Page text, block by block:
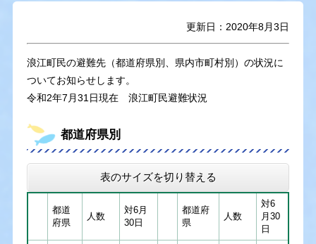
更新日：2020年8月3日
浪江町民の避難先（都道府県別、県内市町村別）の状況に
ついてお知らせします。
令和2年7月31日現在 浪江町民避難状況
都道府県別
表のサイズを切り替える
都道
府県
人数
対6月
30日
都道府
県
人数
対6
月30
日